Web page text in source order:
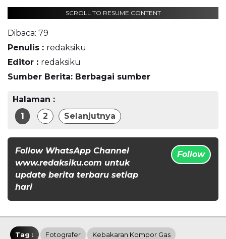
SCROLL TO RESUME CONTENT
Dibaca: 79
Penulis : redaksiku
Editor : redaksiku
Sumber Berita: Berbagai sumber
Halaman :
1
2 Selanjutnya
Follow WhatsApp Channel
www.redaksiku.com untuk
update berita terbaru setiap
hari
Follow
Tag : Fotografer Kebakaran Kompor Gas